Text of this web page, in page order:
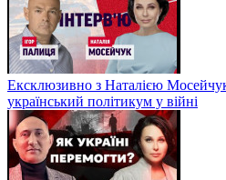
Ексклюзивно з Наталією
український політикум у війні